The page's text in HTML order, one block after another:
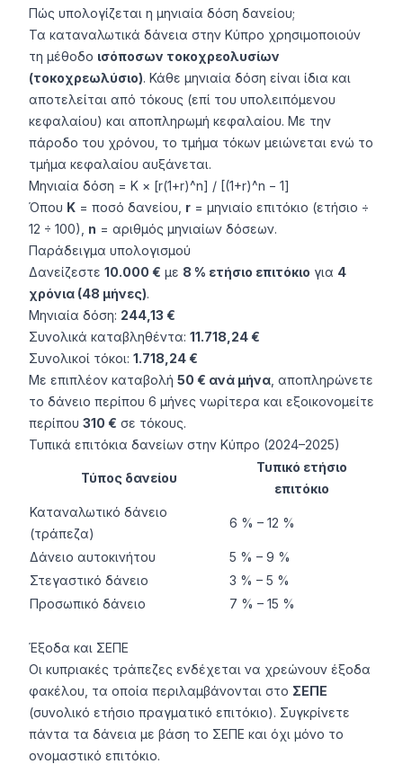
Πώς υπολογίζεται η μηνιαία δόση δανείου;
Τα καταναλωτικά δάνεια στην Κύπρο χρησιμοποιούν
τη μέθοδο ισόποσων τοκοχρεολυσίων
(τοκοχρεωλύσιο). Κάθε μηνιαία δόση είναι ίδια και
αποτελείται από τόκους (επί του υπολειπόμενου
κεφαλαίου) και αποπληρωμή κεφαλαίου. Με την
πάροδο του χρόνου, το τμήμα τόκων μειώνεται ενώ το
τμήμα κεφαλαίου αυξάνεται.
Μηνιαία δόση = Κ × [r(1+r)^n] / [(1+r)^n − 1]
Όπου Κ = ποσό δανείου, r = μηνιαίο επιτόκιο (ετήσιο ÷
12 ÷ 100), n = αριθμός μηνιαίων δόσεων.
Παράδειγμα υπολογισμού
Δανείζεστε 10.000 € με 8 % ετήσιο επιτόκιο για 4
χρόνια (48 μήνες).
Μηνιαία δόση: 244,13 €
Συνολικά καταβληθέντα: 11.718,24 €
Συνολικοί τόκοι: 1.718,24 €
Με επιπλέον καταβολή 50 € ανά μήνα , αποπληρώνετε
το δάνειο περίπου 6 μήνες νωρίτερα και εξοικονομείτε
περίπου 310 € σε τόκους.
Τυπικά επιτόκια δανείων στην Κύπρο (2024–2025)
Τύπος δανείου
Τυπικό ετήσιο
επιτόκιο
Καταναλωτικό δάνειο
(τράπεζα)
6 % – 12 %
Δάνειο αυτοκινήτου
5 % – 9 %
Στεγαστικό δάνειο
3 % – 5 %
Προσωπικό δάνειο
7 % – 15 %
Έξοδα και ΣΕΠΕ
Οι κυπριακές τράπεζες ενδέχεται να χρεώνουν έξοδα
φακέλου, τα οποία περιλαμβάνονται στο ΣΕΠΕ
(συνολικό ετήσιο πραγματικό επιτόκιο). Συγκρίνετε
πάντα τα δάνεια με βάση το ΣΕΠΕ και όχι μόνο το
ονομαστικό επιτόκιο.